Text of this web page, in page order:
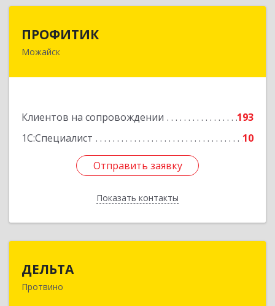
ПРОФИТИК
Можайск
Клиентов на сопровождении
193
1С:Специалист
10
Отправить заявку
Показать контакты
143200, Московская обл, Можайский р-н,
Отправить заявку
Назад
ДЕЛЬТА
Протвино